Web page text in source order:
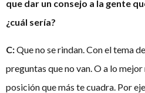
que dar un consejo a la gente
¿cuál sería?
C:Que no se rindan. Con el tema
preguntas que no van. O a lo
posición que más te cuadra. Por